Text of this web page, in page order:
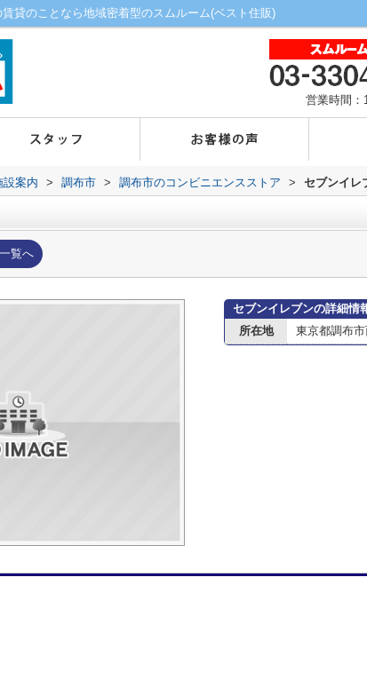
貸のことなら地域密着型のスムルーム(ベスト住販)
営業時間：
設案内 > 調布市 > 調布市のコンビニエンスストア > セブンイレ
覧へ
セブンイレブンの詳細情
所在地
東京都調布